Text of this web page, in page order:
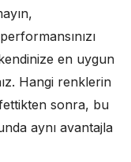
en uygun
Hangi renklerin
sonra, bu
aynı avantajla